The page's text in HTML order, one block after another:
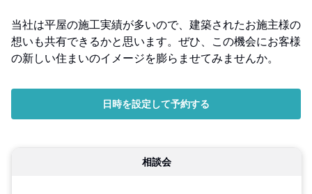
当社は平屋の施工実績が多いので、建築されたお施主様の
想いも共有できるかと思います。ぜひ、この機会にお客様
の新しい住まいのイメージを膨らませてみませんか。
日時を設定して予約する
相談会